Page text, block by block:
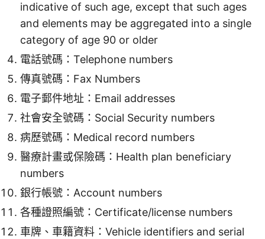
indicative of such age, except that such ages
and elements may be aggregated into a single
category of age 90 or older
電話號碼：Telephone numbers
傳真號碼：Fax Numbers
電子郵件地址：Email addresses
社會安全號碼：Social Security numbers
病歷號碼：Medical record numbers
醫療計畫或保險碼：Health plan beneficiary
numbers
銀行帳號：Account numbers
各種證照編號：Certificate/license numbers
車牌、車籍資料：Vehicle identifiers and serial